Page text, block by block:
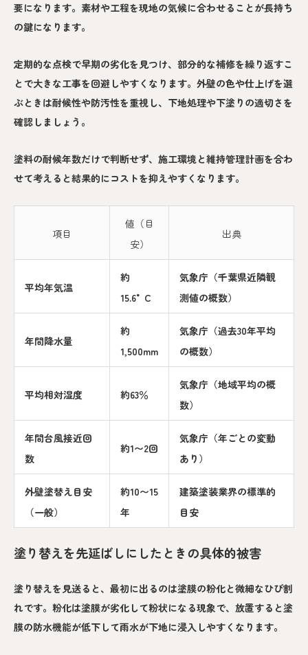
要になります。素材や工程を現地の気候に合わせることが長持ち
の鍵になります。
定期的な点検で早期の劣化を見つけ、部分的な補修を繰り返すこ
とで大きな工事を回避しやすくなります。外壁の色や仕上げを選
ぶときは耐候性や防汚性を重視し、下地処理や下塗りの適切さを
確認しましょう。
塗料の耐候年数だけで判断せず、施工環境と維持管理計画を合わ
せて考えると結果的にコストを抑えやすくなります。
項目
値（目
安）
出典
平均年気温
約
15.6°C
気象庁（千葉県近隣観
測値の概数）
年間降水量
約
1,500mm
気象庁（過去30年平均
の概数）
平均相対湿度 約63％
気象庁（地域平均の概
数）
年間台風接近回
数
約1〜2回
気象庁（年ごとの変動
あり）
外壁塗替え目安
（一般）
約10〜15
年
建築塗装業界の標準的
目安
塗り替えを先延ばしにしたときの具体的被害
塗り替えを見送ると、最初に出るのは塗膜の粉化と微細なひび割
れです。粉化は塗膜が劣化して粉状になる現象で、放置すると塗
膜の防水機能が低下して雨水が下地に浸入しやすくなります。